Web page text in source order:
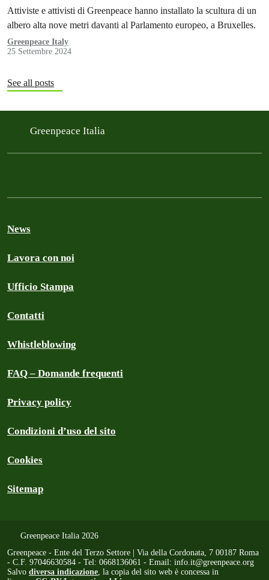
Attiviste e attivisti di Greenpeace hanno installato la scultura di un
albero alta nove metri davanti al Parlamento europeo, a Bruxelles.
Greenpeace Italy
25 Settembre 2024
See all posts
Greenpeace Italia
News
Lavora con noi
Ufficio Stampa
Contatti
Whistleblowing
FAQ – Domande frequenti
Privacy policy
Condizioni d’uso del sito
Cookies
Sitemap
Greenpeace Italia 2026
Greenpeace - Ente del Terzo Settore | Via della Cordonata, 7 00187 Roma
- C.F. 97046630584 - Tel: 0668136061 - Email: info.it@greenpeace.org
Salvo diversa indicazione, la copia del sito web è concessa in